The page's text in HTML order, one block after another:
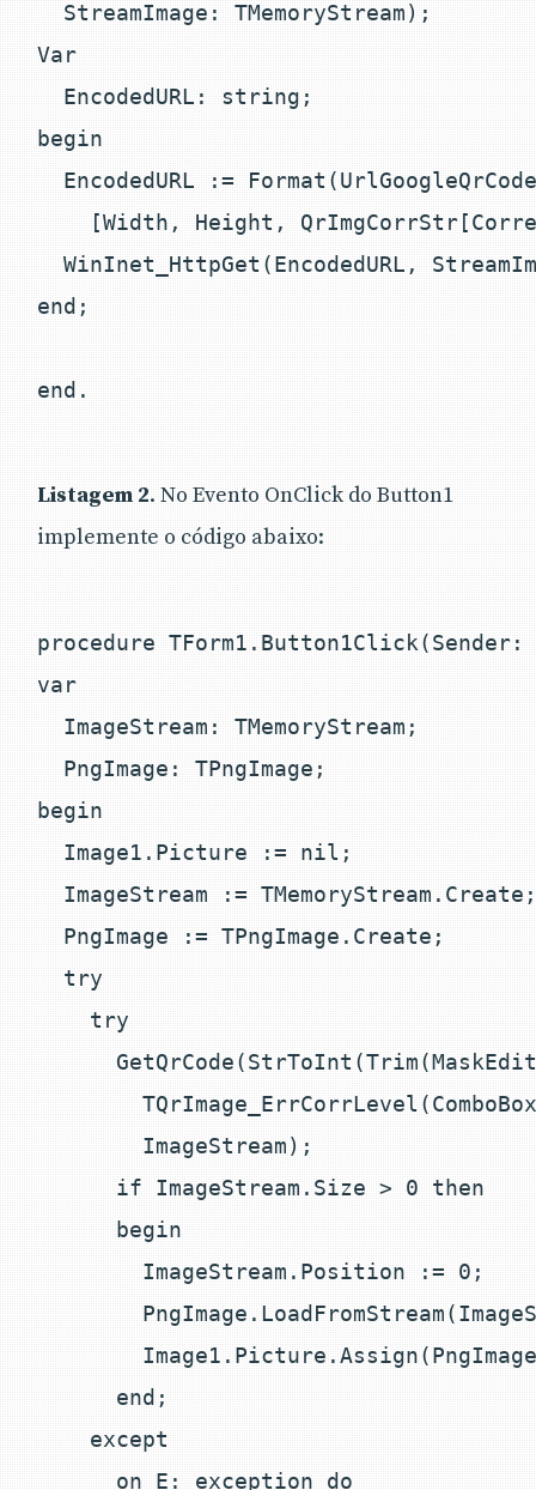
  StreamImage: TMemoryStream);
Var
  EncodedURL: string;
begin
EncodedURL :=
[Width, Height,
WinInet_HttpGet(EncodedURL,
end;
end.
Listagem 2. No Evento OnClick do Button1
implemente o código abaixo:
procedure
var
  ImageStream: TMemoryStream;
  PngImage: TPngImage;
begin
  Image1.Picture := nil;
  ImageStream := TMemoryStream.Create;
  PngImage := TPngImage.Create;
  try
    try
        ImageStream);
      if ImageStream.Size > 0 then
      begin
        ImageStream.Position := 0;
      end;
    except
      on E: exception do